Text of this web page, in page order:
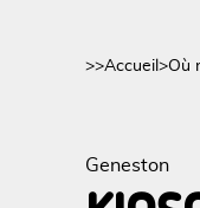
>>Accueil >Où
Geneston